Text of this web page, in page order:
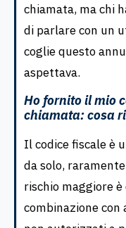
chiamata, ma chi
di parlare con un
coglie questo
aspettava.
Ho fornito il mio
chiamata: cosa
Il codice fiscale è
da solo,
rischio maggiore
combinazione